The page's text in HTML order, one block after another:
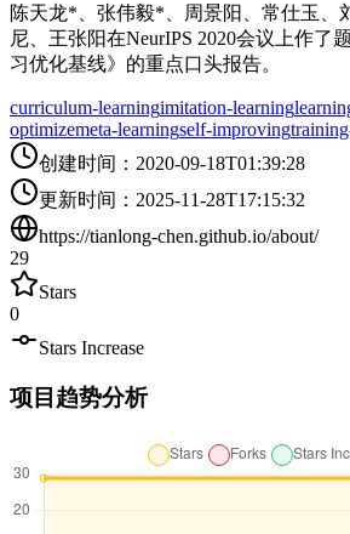
陈天龙*、张伟毅*、周景阳、常仕玉、
尼、王张阳在NeurIPS 2020会议上作了
习优化基线》的重点口头报告。
curriculum-learningimitation-learning
optimizemeta-learningself-improving
创建时间 ： 2020-09-18T01:39:28
更新时间 ： 2025-11-28T17:15:32
https://tianlong-chen.github.io/about/
29
Stars
0
Stars Increase
项目趋势分析